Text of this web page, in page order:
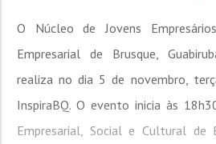
O Núcleo de Jovens
Empresarial de Brusque,
realiza no dia 5 de novembro,
InspiraBQ. O evento inicia às
Empresarial, Social e Cultural de